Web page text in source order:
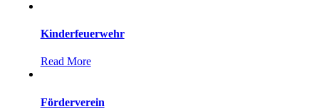
Kinderfeuerwehr
Read More
Förderverein